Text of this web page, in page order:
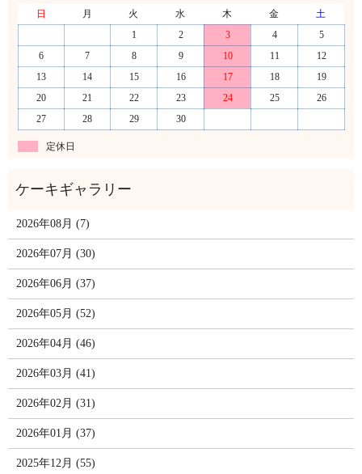
日
月 火 水 木 金
土
1
2 3 4
5
6
7 8 9 10 11
12
13
14 15 16 17 18
19
20
21 22 23 24 25
26
27
28 29 30
定休日
2026年08月 (7)
2026年07月 (30)
2026年06月 (37)
2026年05月 (52)
2026年04月 (46)
2026年03月 (41)
2026年02月 (31)
2026年01月 (37)
2025年12月 (55)